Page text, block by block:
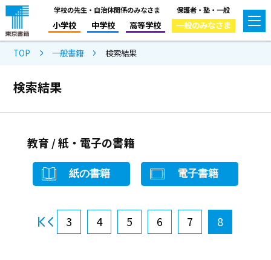
学校の先生・自治体関係のみなさま
小学校 中学校 高等学校
保護者・塾・一般
一般のみなさま
TOP 一般書籍 検索結果
検索結果
教育 / 紙・電子の書籍
紙の書籍 電子書籍
3 4 5 6 7 8